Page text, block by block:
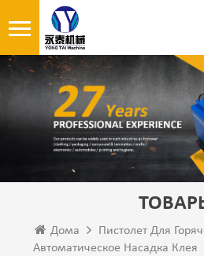
Дома
Пистолет Для
Автоматическое Насадка Клея